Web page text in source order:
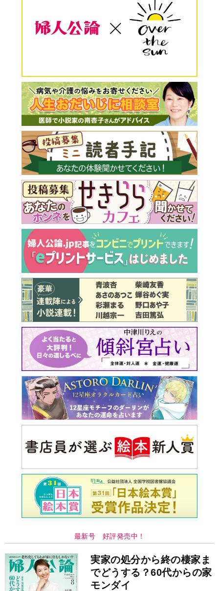
最新号 好評発売中！
実家の処分から終の棲家ま
でどうする？60代からの家
モンダイ